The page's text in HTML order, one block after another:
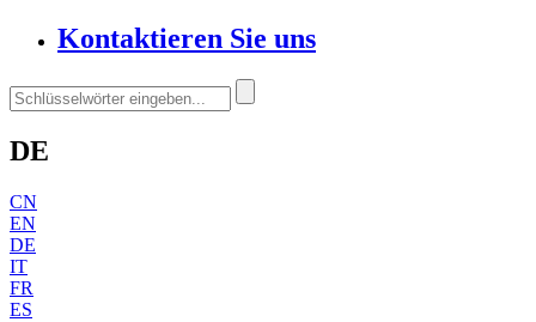
Kontaktieren Sie uns
DE
CN
EN
DE
IT
FR
ES